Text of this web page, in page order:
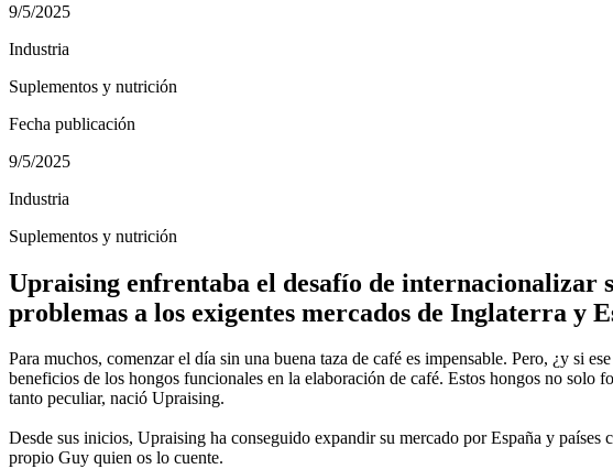
9/5/2025
Industria
Suplementos y nutrición
Fecha publicación
9/5/2025
Industria
Suplementos y nutrición
Upraising enfrentaba el desafío de internacionalizar
problemas a los exigentes mercados de Inglaterra y
Para muchos, comenzar el día sin una buena taza de café es impensable. Pero, ¿y si
beneficios de los hongos funcionales en la elaboración de café. Estos hongos no
tanto peculiar, nació Upraising.
Desde sus inicios, Upraising ha conseguido expandir su mercado por España y
propio Guy quien os lo cuente.